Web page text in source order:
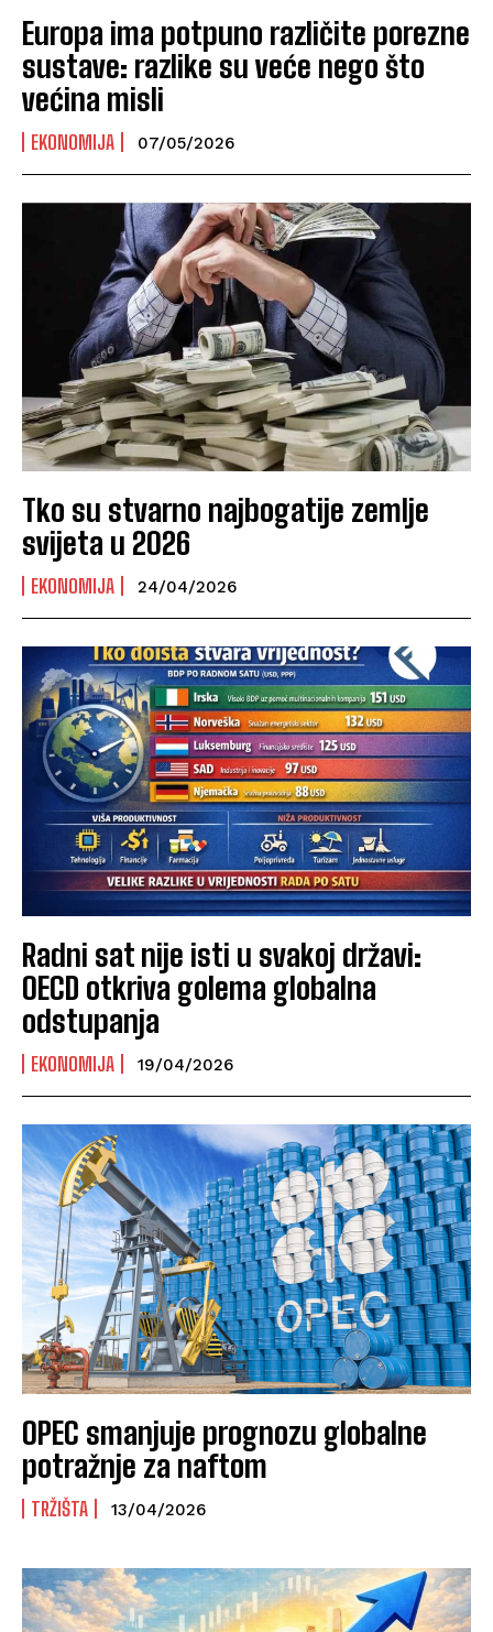
Europa ima potpuno različite porezne
sustave: razlike su veće nego što
većina misli
EKONOMIJA 07/05/2026
Tko su stvarno najbogatije zemlje
svijeta u 2026
EKONOMIJA 24/04/2026
Radni sat nije isti u svakoj državi:
OECD otkriva golema globalna
odstupanja
EKONOMIJA 19/04/2026
OPEC smanjuje prognozu globalne
potražnje za naftom
TRŽIŠTA 13/04/2026